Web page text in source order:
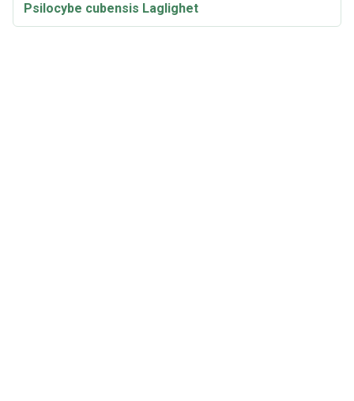
Psilocybe cubensis Laglighet